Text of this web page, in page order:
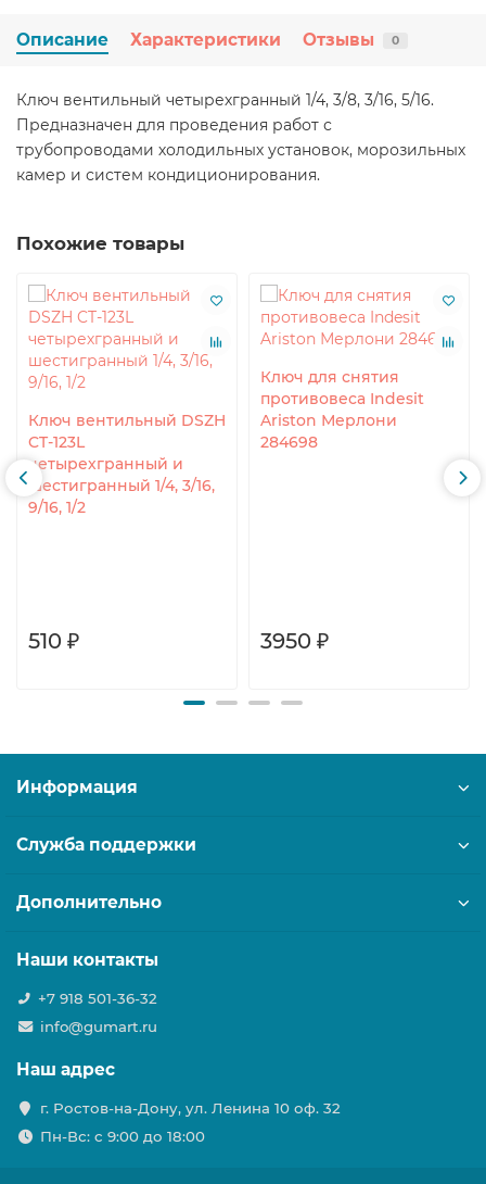
Описание Характеристики Отзывы 0
Ключ вентильный четырехгранный 1/4, 3/8, 3/16, 5/16.
Предназначен для проведения работ с
трубопроводами холодильных установок, морозильных
камер и систем кондиционирования.
Похожие товары
Ключ вентильный DSZH
CT-123L
четырехгранный и
шестигранный 1/4, 3/16,
9/16, 1/2
510 ₽
Ключ для снятия
противовеса Indesit
Ariston Мерлони
284698
3950 ₽
Информация
Служба поддержки
Дополнительно
Наши контакты
+7 918 501-36-32
info@gumart.ru
Наш адрес
г. Ростов-на-Дону, ул. Ленина 10 оф. 32
Пн-Вс: c 9:00 до 18:00